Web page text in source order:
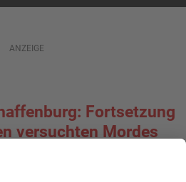
ANZEIGE
Fortsetzung
versuchten Mordes